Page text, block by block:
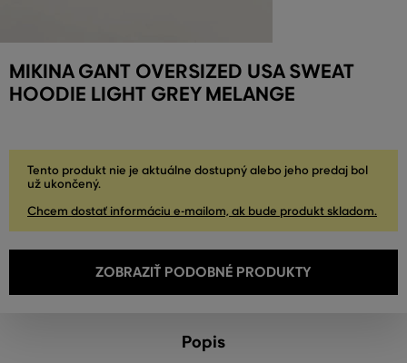
MIKINA GANT OVERSIZED USA SWEAT
HOODIE LIGHT GREY MELANGE
Tento produkt nie je aktuálne dostupný alebo jeho predaj bol
už ukončený.
Chcem dostať informáciu e-mailom, ak bude produkt skladom.
ZOBRAZIŤ PODOBNÉ PRODUKTY
Popis